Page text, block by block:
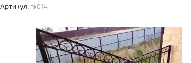
Артикул: пк014